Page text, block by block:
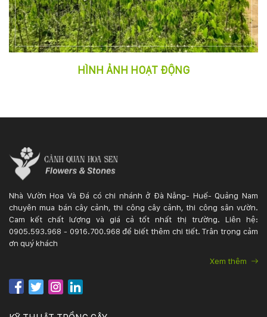
Nẵng
HÌNH ẢNH HOẠT ĐỘNG
Nhà Vườn Hoa Và Đá có chi nhánh ở Đà Nẵng- Huế- Quảng Nam
chuyên mua bán cây cảnh, thi công cây cảnh, thi công sân vườn.
Cam kết chất lượng và giá cả tốt nhất thị trường. Liên hệ:
0905.593.968 - 0916.700.968 để biết thêm chi tiết. Trân trọng cảm
ơn quý khách
Xem thêm